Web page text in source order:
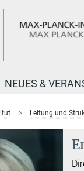
NEUES &
Leitung und